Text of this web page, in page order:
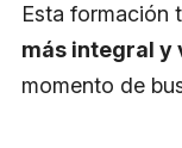
Esta formación
más integral y
momento de